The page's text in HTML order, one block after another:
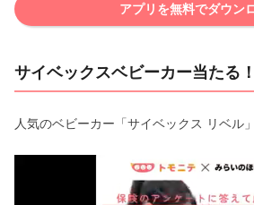
アプリを無料でダウン
サイベックスベビーカー当たる！
人気のベビーカー「サイベックス リベル